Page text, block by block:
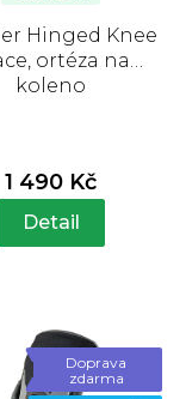
Hinged Knee
ortéza na
koleno
1 490 Kč
Detail
Doprava
zdarma